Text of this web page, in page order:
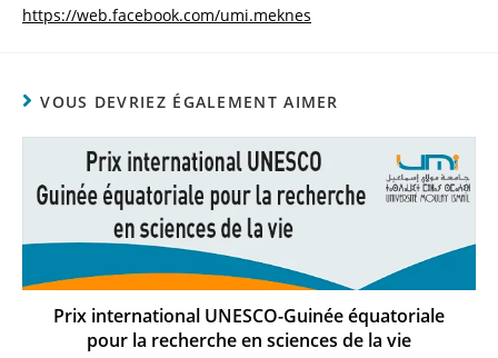
https://web.facebook.com/umi.meknes
VOUS DEVRIEZ ÉGALEMENT AIMER
Prix international UNESCO-Guinée équatoriale
pour la recherche en sciences de la vie